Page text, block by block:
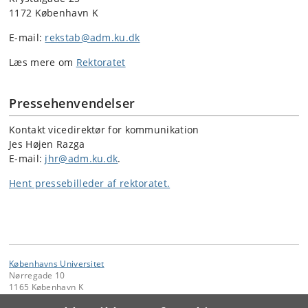
1172 København K
E-mail: rekstab@adm.ku.dk
Læs mere om Rektoratet
Pressehenvendelser
Kontakt vicedirektør for kommunikation
Jes Højen Razga
E-mail: jhr@adm.ku.dk.
Hent pressebilleder af rektoratet.
Københavns Universitet
Nørregade 10
1165 København K